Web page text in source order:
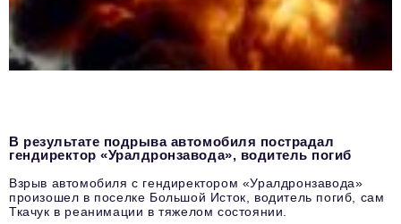
В результате подрыва автомобиля пострадал
гендиректор «Уралдронзавода», водитель погиб
Взрыв автомобиля с гендиректором «Уралдронзавода»
произошел в поселке Большой Исток, водитель погиб, сам
Ткачук в реанимации в тяжелом состоянии.